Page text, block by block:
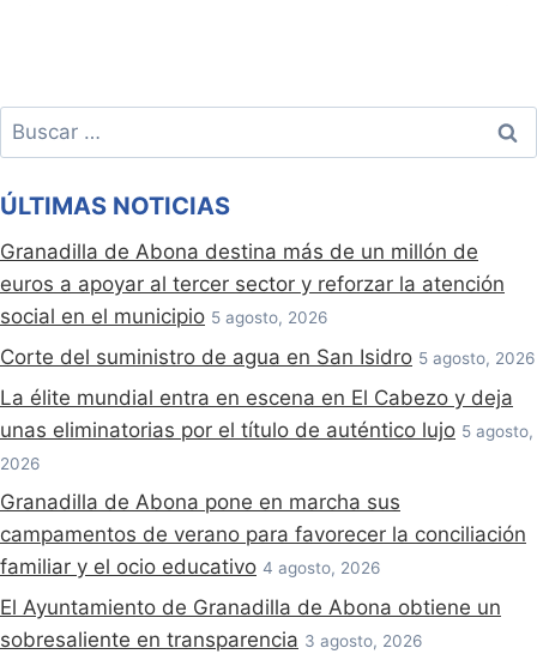
Buscar:
ÚLTIMAS NOTICIAS
Granadilla de Abona destina más de un millón de
euros a apoyar al tercer sector y reforzar la atención
social en el municipio 5 agosto, 2026
Corte del suministro de agua en San Isidro 5 agosto, 2026
La élite mundial entra en escena en El Cabezo y deja
unas eliminatorias por el título de auténtico lujo 5 agosto,
2026
Granadilla de Abona pone en marcha sus
campamentos de verano para favorecer la conciliación
familiar y el ocio educativo 4 agosto, 2026
El Ayuntamiento de Granadilla de Abona obtiene un
sobresaliente en transparencia 3 agosto, 2026